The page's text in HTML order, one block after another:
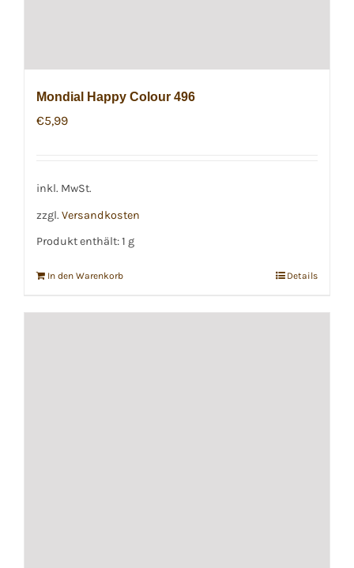
Mondial Happy Colour 496
€5,99
inkl. MwSt.
zzgl. Versandkosten
Produkt enthält: 1 g
In den Warenkorb Details